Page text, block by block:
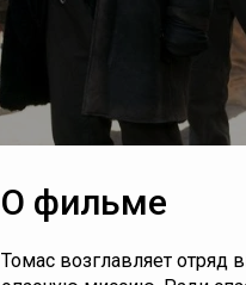
О фильме
Томас возглавляет